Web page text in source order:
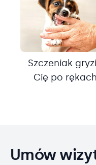
Szczeniak
Cię po rękach
Umów